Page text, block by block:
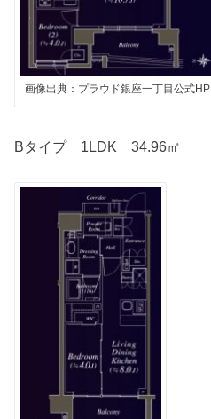
画像出典：プラウド銀座一丁目公式HP
Bタイプ 1LDK 34.96㎡